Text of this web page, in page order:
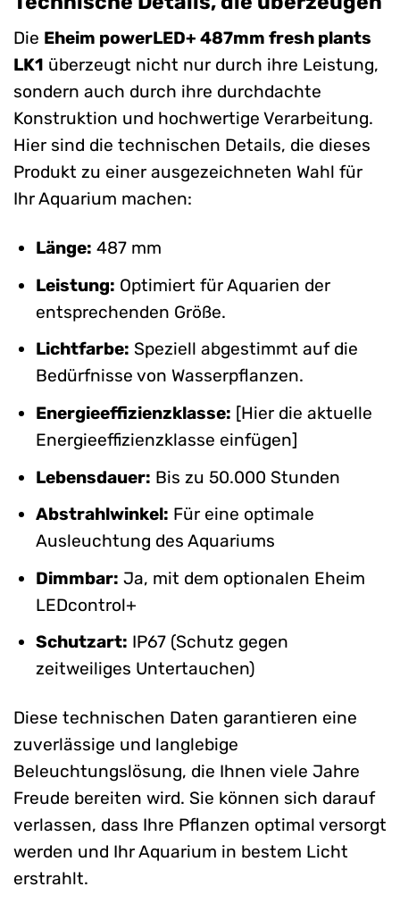
Die Eheim powerLED+ 487mm fresh plants
LK1 überzeugt nicht nur durch ihre Leistung,
sondern auch durch ihre durchdachte
Konstruktion und hochwertige Verarbeitung.
Hier sind die technischen Details, die dieses
Produkt zu einer ausgezeichneten Wahl für
Ihr Aquarium machen:
Länge: 487 mm
Leistung: Optimiert für Aquarien der
entsprechenden Größe.
Lichtfarbe: Speziell abgestimmt auf die
Bedürfnisse von Wasserpflanzen.
Energieeffizienzklasse: [Hier die aktuelle
Energieeffizienzklasse einfügen]
Lebensdauer: Bis zu 50.000 Stunden
Abstrahlwinkel: Für eine optimale
Ausleuchtung des Aquariums
Dimmbar: Ja, mit dem optionalen Eheim
LEDcontrol+
Schutzart: IP67 (Schutz gegen
zeitweiliges Untertauchen)
Diese technischen Daten garantieren eine
zuverlässige und langlebige
Beleuchtungslösung, die Ihnen viele Jahre
Freude bereiten wird. Sie können sich darauf
verlassen, dass Ihre Pflanzen optimal versorgt
werden und Ihr Aquarium in bestem Licht
erstrahlt.